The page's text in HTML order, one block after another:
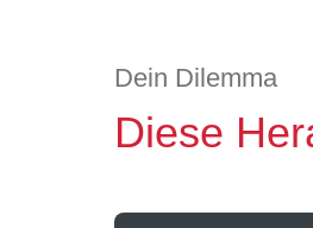
Dein Dilemma
Diese